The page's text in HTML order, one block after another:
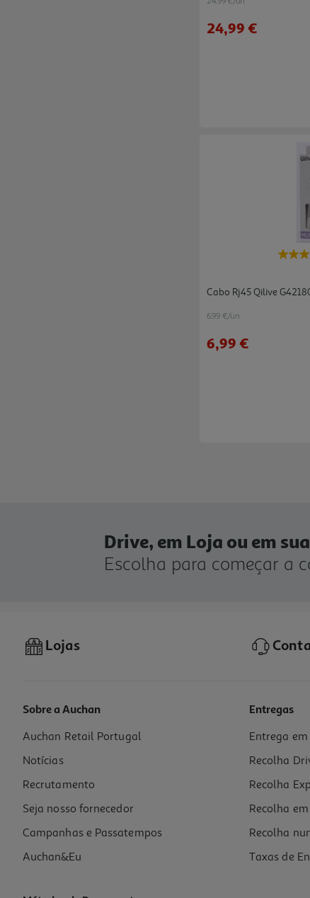
24,99 €
Cabo Rj45 Qilive
6.99 €/un
6,99 €
Drive, em Loja ou em
Escolha para começar a
Lojas
Sobre a Auchan
Auchan Retail Portugal
Notícias
Recrutamento
Seja nosso fornecedor
Campanhas e Passatempos
Auchan&Eu
Entregas
Entrega em
Recolha
Recolha
Recolha
Recolha
Taxas de